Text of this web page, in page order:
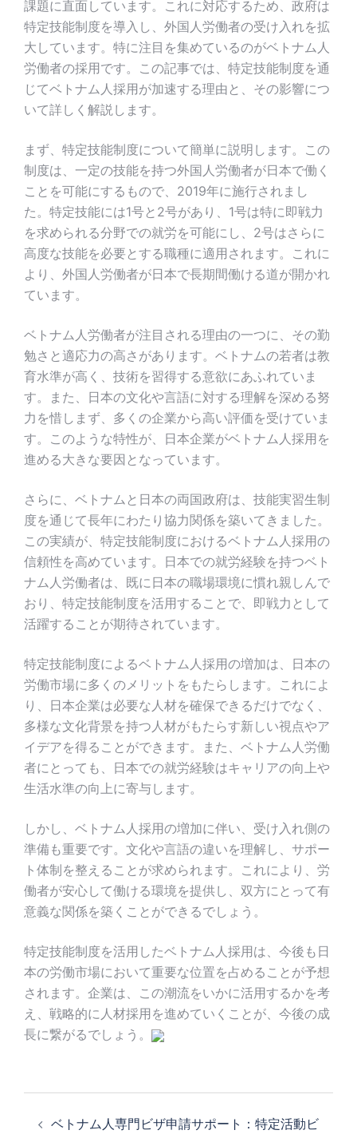
課題に直面しています。これに対応するため、政府は
特定技能制度を導入し、外国人労働者の受け入れを拡
大しています。特に注目を集めているのがベトナム人
労働者の採用です。この記事では、特定技能制度を通
じてベトナム人採用が加速する理由と、その影響につ
いて詳しく解説します。
まず、特定技能制度について簡単に説明します。この
制度は、一定の技能を持つ外国人労働者が日本で働く
ことを可能にするもので、2019年に施行されまし
た。特定技能には1号と2号があり、1号は特に即戦力
を求められる分野での就労を可能にし、2号はさらに
高度な技能を必要とする職種に適用されます。これに
より、外国人労働者が日本で長期間働ける道が開かれ
ています。
ベトナム人労働者が注目される理由の一つに、その勤
勉さと適応力の高さがあります。ベトナムの若者は教
育水準が高く、技術を習得する意欲にあふれていま
す。また、日本の文化や言語に対する理解を深める努
力を惜しまず、多くの企業から高い評価を受けていま
す。このような特性が、日本企業がベトナム人採用を
進める大きな要因となっています。
さらに、ベトナムと日本の両国政府は、技能実習生制
度を通じて長年にわたり協力関係を築いてきました。
この実績が、特定技能制度におけるベトナム人採用の
信頼性を高めています。日本での就労経験を持つベト
ナム人労働者は、既に日本の職場環境に慣れ親しんで
おり、特定技能制度を活用することで、即戦力として
活躍することが期待されています。
特定技能制度によるベトナム人採用の増加は、日本の
労働市場に多くのメリットをもたらします。これによ
り、日本企業は必要な人材を確保できるだけでなく、
多様な文化背景を持つ人材がもたらす新しい視点やア
イデアを得ることができます。また、ベトナム人労働
者にとっても、日本での就労経験はキャリアの向上や
生活水準の向上に寄与します。
しかし、ベトナム人採用の増加に伴い、受け入れ側の
準備も重要です。文化や言語の違いを理解し、サポー
ト体制を整えることが求められます。これにより、労
働者が安心して働ける環境を提供し、双方にとって有
意義な関係を築くことができるでしょう。
特定技能制度を活用したベトナム人採用は、今後も日
本の労働市場において重要な位置を占めることが予想
されます。企業は、この潮流をいかに活用するかを考
え、戦略的に人材採用を進めていくことが、今後の成
長に繋がるでしょう。
稿 ベトナム人専門ビザ申請サポート：特定活動ビ